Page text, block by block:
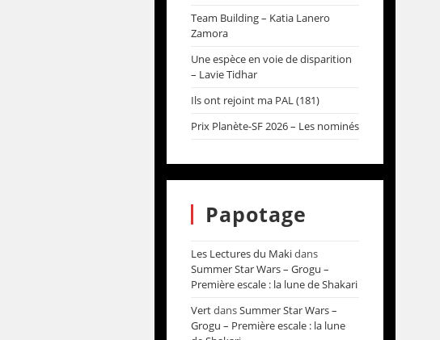
Team Building – Katia Lanero
Zamora
Une espèce en voie de disparition
– Lavie Tidhar
Ils ont rejoint ma PAL (181)
Prix Planète-SF 2026 – Les nominés
Papotage
Les Lectures du Makidans
Summer Star Wars – Grogu –
Première escale : la lune de Shakari
VertdansSummer Star Wars –
Grogu – Première escale : la lune